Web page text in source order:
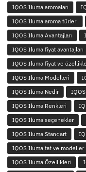
IQOS Iluma aromaları
IQOS Iluma aroma türleri
IQOS Iluma Avantajları
IQOS Iluma fiyat avantajları
IQOS Iluma fiyat ve
IQOS Iluma Modelleri
IQOS Iluma Nedir
IQOS Iluma Renkleri
IQOS Iluma seçenekler
IQOS Iluma Standart
IQOS Iluma tat ve modeller
IQOS Iluma Özellikleri